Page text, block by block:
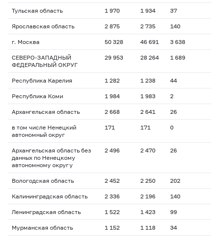
Тульская область 1 970 1 934 37
Ярославская область 2 875 2 735 140
г. Москва 50 328 46 691 3 638
СЕВЕРО-ЗАПАДНЫЙ
ФЕДЕРАЛЬНЫЙ ОКРУГ
29 953 28 264 1 689
Республика Карелия 1 282 1 238 44
Республика Коми 1 984 1 983 2
Архангельская область 2 668 2 641 26
в том числе Ненецкий
автономный округ
171 171 0
Архангельская область без
данных по Ненецкому
автономному округу
2 496 2 470 26
Вологодская область 2 452 2 250 202
Калининградская область 2 336 2 196 140
Ленинградская область 1 522 1 423 99
Мурманская область 1 152 1 118 34